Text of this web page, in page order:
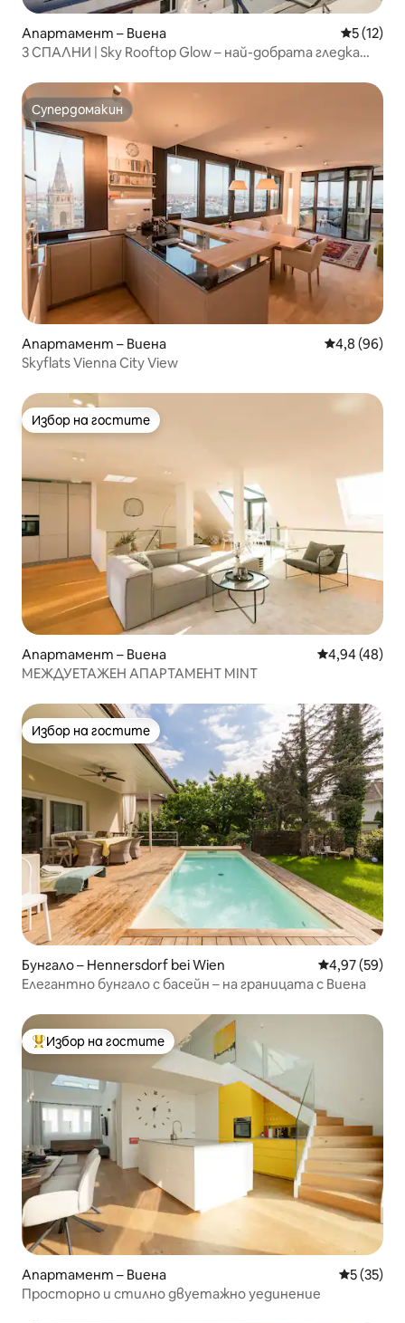
Апартамент – Виена Средна
5 (12)
3 СПАЛНИ | Sky Rooftop Glow – най-добрата гледка
Супердомакин
Супердомакин
Апартамент – Виена Средна
4,8 (96)
Skyflats Vienna City View
Избор на гостите
Избор на гостите
Апартамент – Виена Средна
4,94 (48)
МЕЖДУЕТАЖЕН АПАРТАМЕНТ MINT
Избор на гостите
Избор на гостите
Бунгало – Hennersdorf bei Wien Средна
4,97 (59)
Елегантно бунгало с басейн – на границата с Виена
Най-популярен избор на гостите
Избор на гостите
Апартамент – Виена Средна
5 (35)
Просторно и стилно двуетажно уединение